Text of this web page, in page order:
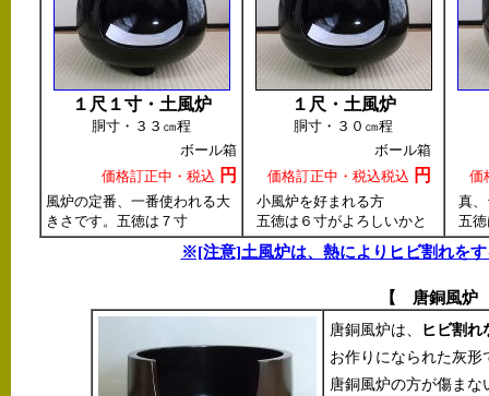
１尺１寸・土風炉
胴寸・３３㎝程
ボール箱
価格訂正中・税込 円
風炉の定番、一番使われる大
きさです。五徳は７寸
１尺・土風炉
胴寸・３０㎝程
ボール箱
価格訂正中・税込税込 円
小風炉を好まれる方
五徳は６寸がよろしいかと
価
真
五
※[注意]土風炉は、熱によりヒビ割れを
【 唐銅風
唐銅風炉は、
ヒビ割れ
お作りになられた灰
唐銅風炉の方が傷ま